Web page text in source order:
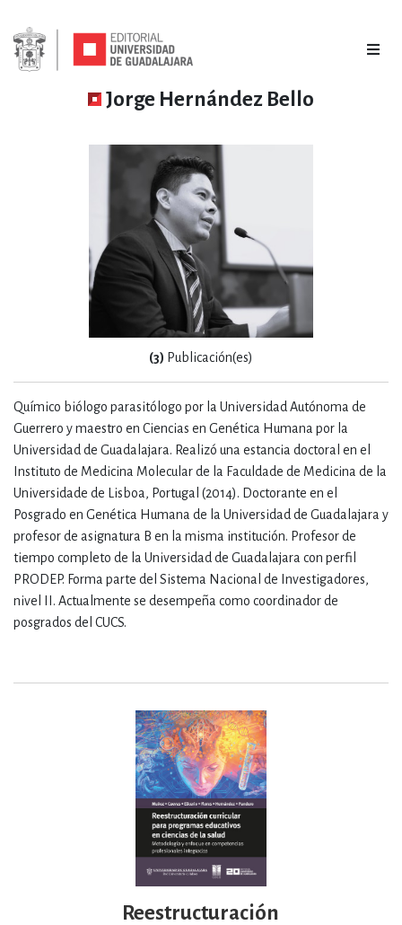
Jorge Hernández Bello
Químico biólogo parasitólogo por la Universidad Autónoma de
Guerrero y maestro en Ciencias en Genética Humana por la
Universidad de Guadalajara. Realizó una estancia doctoral en el
Instituto de Medicina Molecular de la Faculdade de Medicina de la
Universidade de Lisboa, Portugal (2014). Doctorante en el
Posgrado en Genética Humana de la Universidad de Guadalajara y
profesor de asignatura B en la misma institución. Profesor de
tiempo completo de la Universidad de Guadalajara con perfil
PRODEP. Forma parte del Sistema Nacional de Investigadores,
nivel II. Actualmente se desempeña como coordinador de
posgrados del CUCS.
(3) Publicación(es)
Reestructuración